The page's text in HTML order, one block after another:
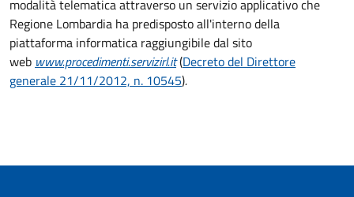
modalità telematica attraverso un servizio applicativo che
Regione Lombardia ha predisposto all'interno della
piattaforma informatica raggiungibile dal sito
web www.procedimenti.servizirl.it(Decreto del Direttore
generale 21/11/2012, n. 10545).